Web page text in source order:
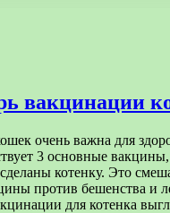
вакцинации
очень важна для
3 основные
котенку. Это
против бешенства и
для котенка